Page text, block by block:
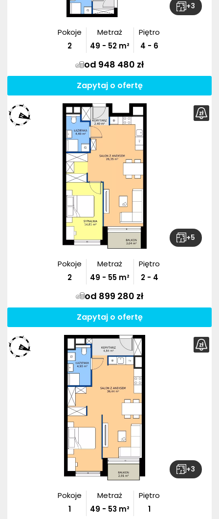
+3
Pokoje
2
Metraż
49 - 52m²
Piętro
4 - 6
od 948 480 zł
Zapytaj o ofertę
+5
Pokoje
2
Metraż
49 - 55m²
Piętro
2 - 4
od 899 280 zł
Zapytaj o ofertę
+3
Pokoje
1
Metraż
49 - 53m²
Piętro
1